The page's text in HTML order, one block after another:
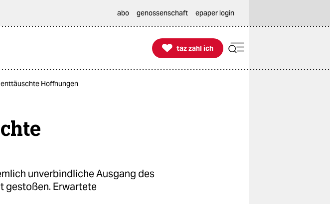
abo genossenschaft epaper login

taz zahl ich
taz zahl ich
enttäuschte Hoffnungen
unverbindliche Ausgang des
gestoßen. Erwartete